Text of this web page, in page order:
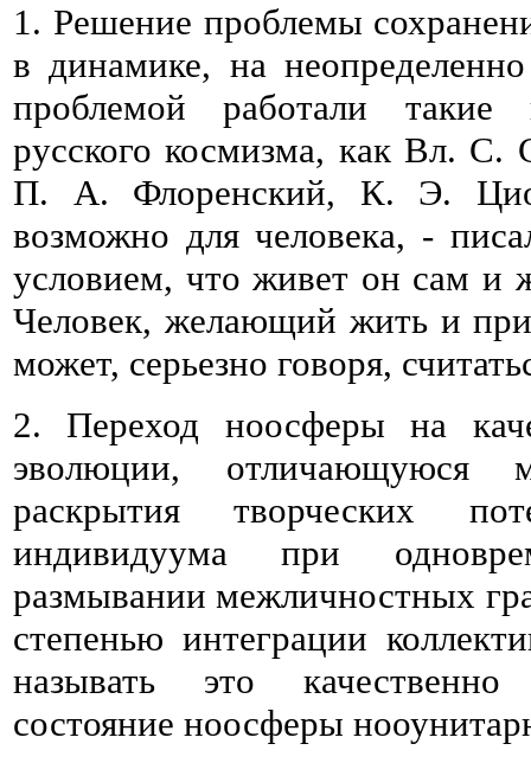
1. Решение проблемы
в динамике, на
проблемой работали такие
русского космизма, как Вл.
П. А. Флоренский, К. Э.
возможно для человека, -
условием, что живет он сам и
Человек, желающий жить и
может, серьезно говоря,
2. Переход ноосферы на
эволюции, отличающуюся
раскрытия творческих
индивидуума при
размывании межличностных
степенью интеграции
называть это качественно
состояние ноосферы